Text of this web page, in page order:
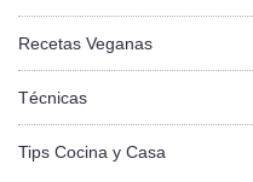
Recetas Veganas
Técnicas
Tips Cocina y Casa